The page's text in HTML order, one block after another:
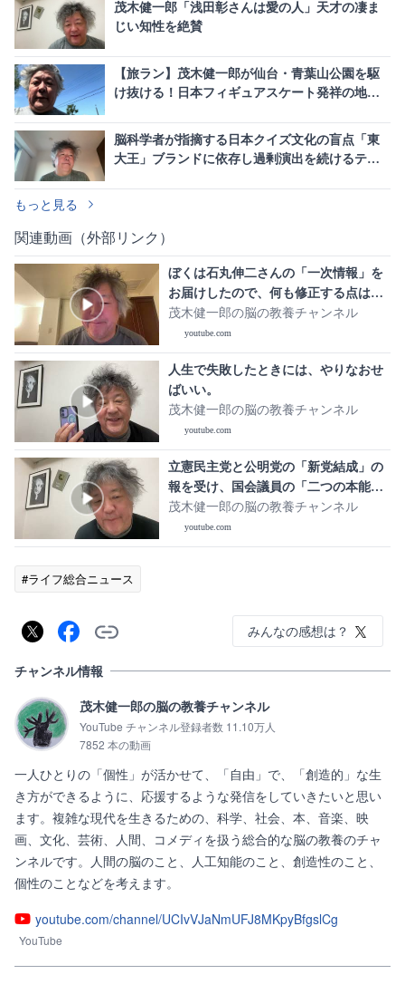
茂木健一郎「浅田彰さんは愛の人」天才の凄ま
じい知性を絶賛
【旅ラン】茂木健一郎が仙台・青葉山公園を駆
け抜ける！日本フィギュアスケート発祥の地
脳科学者が指摘する日本クイズ文化の盲点「東
大王」ブランドに依存し過剰演出を続けるテレ
もっと見る
関連動画（外部リンク）
ぼくは石丸伸二さんの「一次情報」を
お届けしたので、何も修正する点はあ
りません。
茂木健一郎の脳の教養チャンネル
youtube.com
人生で失敗したときには、やりなおせ
ばいい。
茂木健一郎の脳の教養チャンネル
youtube.com
立憲民主党と公明党の「新党結成」の
報を受け、国会議員の「二つの本能」
について考える
茂木健一郎の脳の教養チャンネル
youtube.com
#ライフ総合ニュース
みんなの感想は？
チャンネル情報
茂木健一郎の脳の教養チャンネル
YouTube チャンネル登録者数 11.10万人
7852 本の動画
一人ひとりの「個性」が活かせて、「自由」で、「創造的」な生
き方ができるように、応援するような発信をしていきたいと思い
ます。複雑な現代を生きるための、科学、社会、本、音楽、映
画、文化、芸術、人間、コメディを扱う総合的な脳の教養のチャ
ンネルです。人間の脳のこと、人工知能のこと、創造性のこと、
youtube.com/channel/UCIvVJaNmUFJ8MKpyBfgslCg
YouTube